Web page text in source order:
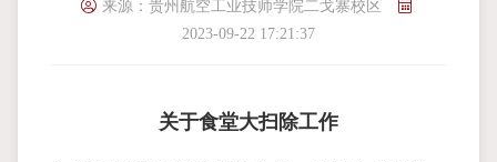
来源：贵州航空工业技师学院二戈寨校区
2023-09-22 17:21:37
关于食堂大扫除工作